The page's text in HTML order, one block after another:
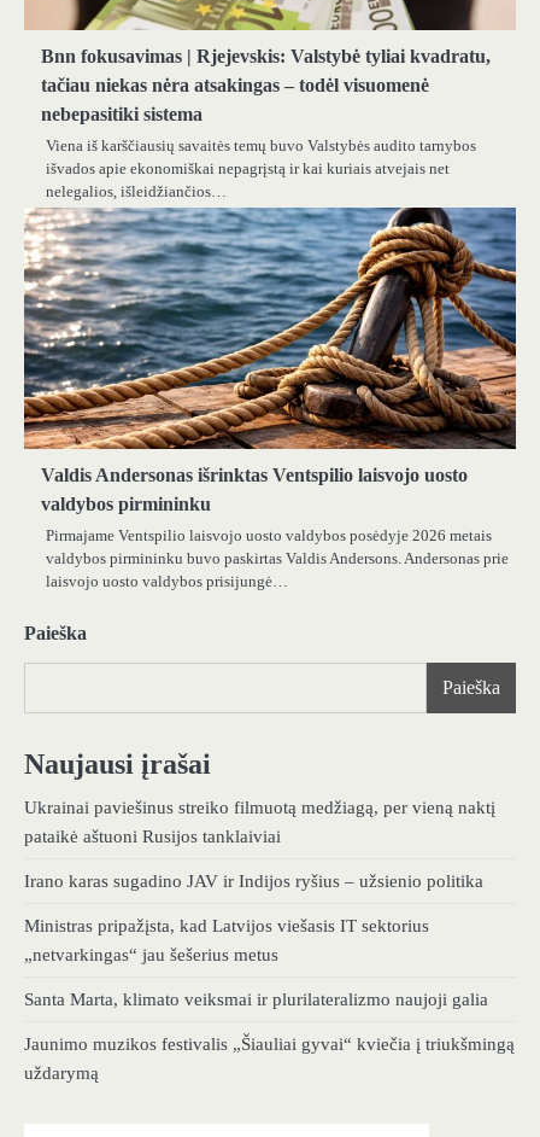
Bnn fokusavimas | Rjejevskis: Valstybė tyliai kvadratu,
tačiau niekas nėra atsakingas – todėl visuomenė
nebepasitiki sistema
Viena iš karščiausių savaitės temų buvo Valstybės audito tarnybos
išvados apie ekonomiškai nepagrįstą ir kai kuriais atvejais net
nelegalios, išleidžiančios…
Valdis Andersonas išrinktas Ventspilio laisvojo uosto
valdybos pirmininku
Pirmajame Ventspilio laisvojo uosto valdybos posėdyje 2026 metais
valdybos pirmininku buvo paskirtas Valdis Andersons. Andersonas prie
laisvojo uosto valdybos prisijungė…
Paieška
Paieška
Naujausi įrašai
Ukrainai paviešinus streiko filmuotą medžiagą, per vieną naktį
pataikė aštuoni Rusijos tanklaiviai
Irano karas sugadino JAV ir Indijos ryšius – užsienio politika
Ministras pripažįsta, kad Latvijos viešasis IT sektorius
„netvarkingas“ jau šešerius metus
Santa Marta, klimato veiksmai ir plurilateralizmo naujoji galia
Jaunimo muzikos festivalis „Šiauliai gyvai“ kviečia į triukšmingą
uždarymą